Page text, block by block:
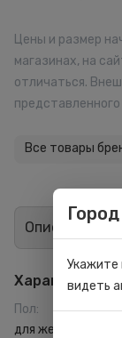
Цены и размер
магазинах, на
отличаться.
Все товары
Описание
Пол:
для женщин
Город
Укажите
видеть